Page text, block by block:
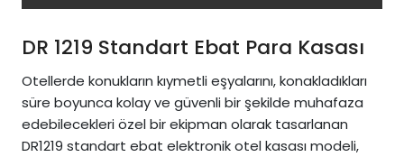
DR 1219 Standart Ebat Para Kasası
Otellerde konukların kıymetli eşyalarını, konakladıkları
süre boyunca kolay ve güvenli bir şekilde muhafaza
edebilecekleri özel bir ekipman olarak tasarlanan
DR1219 standart ebat elektronik otel kasası modeli,